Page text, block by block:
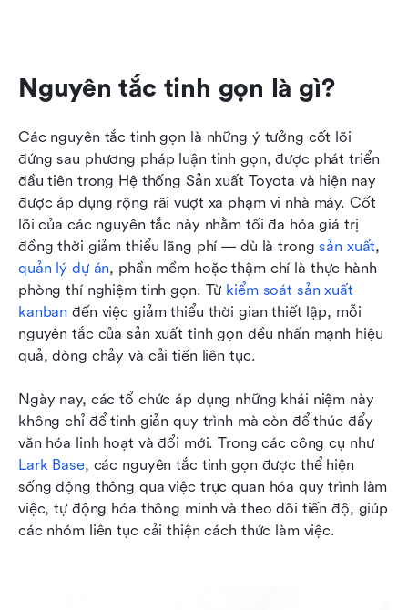
Nguyên tắc tinh gọn là gì?
Các nguyên tắc tinh gọn là những ý tưởng cốt lõi
đứng sau phương pháp luận tinh gọn, được phát triển
đầu tiên trong Hệ thống Sản xuất Toyota và hiện nay
được áp dụng rộng rãi vượt xa phạm vi nhà máy. Cốt
lõi của các nguyên tắc này nhằm tối đa hóa giá trị
đồng thời giảm thiểu lãng phí — dù là trong sản xuất
quản lý dự án, phần mềm hoặc thậm chí là thực hành
phòng thí nghiệm tinh gọn. Từ kiểm soát sản xuất
kanban đến việc giảm thiểu thời gian thiết lập, mỗi
nguyên tắc của sản xuất tinh gọn đều nhấn mạnh hiệu
quả, dòng chảy và cải tiến liên tục.
Ngày nay, các tổ chức áp dụng những khái niệm này
không chỉ để tinh giản quy trình mà còn để thúc đẩy
văn hóa linh hoạt và đổi mới. Trong các công cụ như
Lark Base, các nguyên tắc tinh gọn được thể hiện
sống động thông qua việc trực quan hóa quy trình làm
việc, tự động hóa thông minh và theo dõi tiến độ, giúp
các nhóm liên tục cải thiện cách thức làm việc.